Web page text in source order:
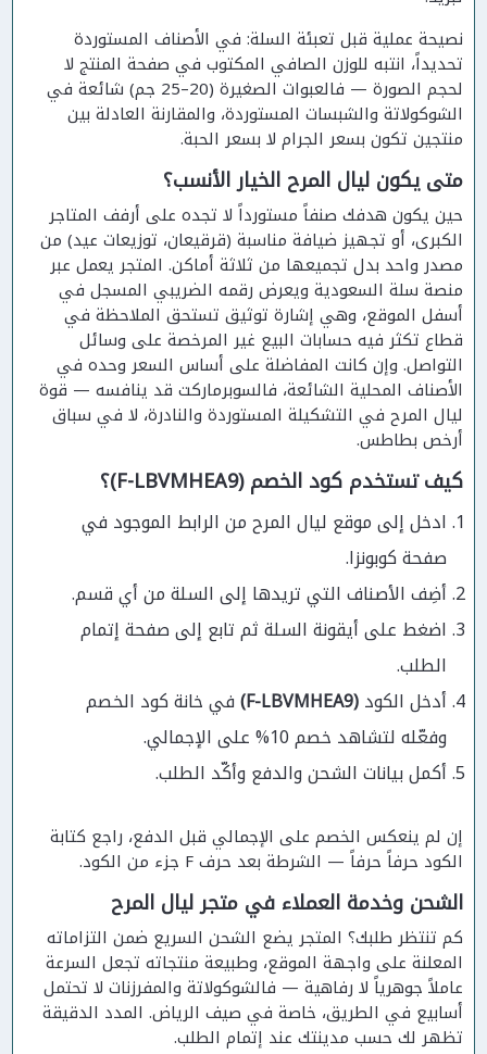
نصيحة عملية قبل تعبئة السلة: في الأصناف المستوردة
تحديداً، انتبه للوزن الصافي المكتوب في صفحة المنتج لا
لحجم الصورة — فالعبوات الصغيرة (20–25 جم) شائعة في
الشوكولاتة والشبسات المستوردة، والمقارنة العادلة بين
منتجين تكون بسعر الجرام لا بسعر الحبة.
متى يكون ليال المرح الخيار الأنسب؟
حين يكون هدفك صنفاً مستورداً لا تجده على أرفف المتاجر
الكبرى، أو تجهيز ضيافة مناسبة (قرقيعان، توزيعات عيد) من
مصدر واحد بدل تجميعها من ثلاثة أماكن. المتجر يعمل عبر
منصة سلة السعودية ويعرض رقمه الضريبي المسجل في
أسفل الموقع، وهي إشارة توثيق تستحق الملاحظة في
قطاع تكثر فيه حسابات البيع غير المرخصة على وسائل
التواصل. وإن كانت المفاضلة على أساس السعر وحده في
الأصناف المحلية الشائعة، فالسوبرماركت قد ينافسه — قوة
ليال المرح في التشكيلة المستوردة والنادرة، لا في سباق
أرخص بطاطس.
كيف تستخدم كود الخصم (F-LBVMHEA9)؟
ادخل إلى موقع ليال المرح من الرابط الموجود في
صفحة كوبونزا.
أضِف الأصناف التي تريدها إلى السلة من أي قسم.
اضغط على أيقونة السلة ثم تابع إلى صفحة إتمام
الطلب.
أدخل الكود(F-LBVMHEA9)
في خانة كود الخصم
وفعّله لتشاهد خصم 10% على الإجمالي.
أكمل بيانات الشحن والدفع وأكّد الطلب.
إن لم ينعكس الخصم على الإجمالي قبل الدفع، راجع كتابة
الكود حرفاً حرفاً — الشرطة بعد حرف F جزء من الكود.
الشحن وخدمة العملاء في متجر ليال المرح
كم تنتظر طلبك؟ المتجر يضع الشحن السريع ضمن التزاماته
المعلنة على واجهة الموقع، وطبيعة منتجاته تجعل السرعة
عاملاً جوهرياً لا رفاهية — فالشوكولاتة والمفرزنات لا تحتمل
أسابيع في الطريق، خاصة في صيف الرياض. المدد الدقيقة
تظهر لك حسب مدينتك عند إتمام الطلب.